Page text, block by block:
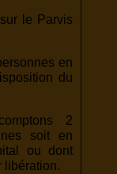
le Parvis
en
du
2
soit en
ou dont
libération.